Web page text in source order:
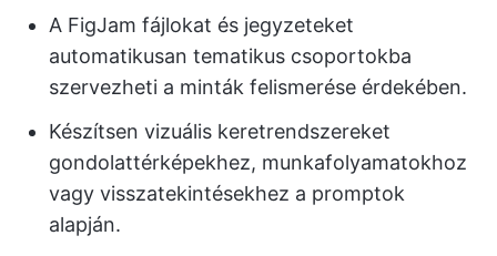
A FigJam fájlokat és jegyzeteket
automatikusan tematikus csoportokba
szervezheti a minták felismerése érdekében.
Készítsen vizuális keretrendszereket
gondolattérképekhez, munkafolyamatokhoz
vagy visszatekintésekhez a promptok
alapján.